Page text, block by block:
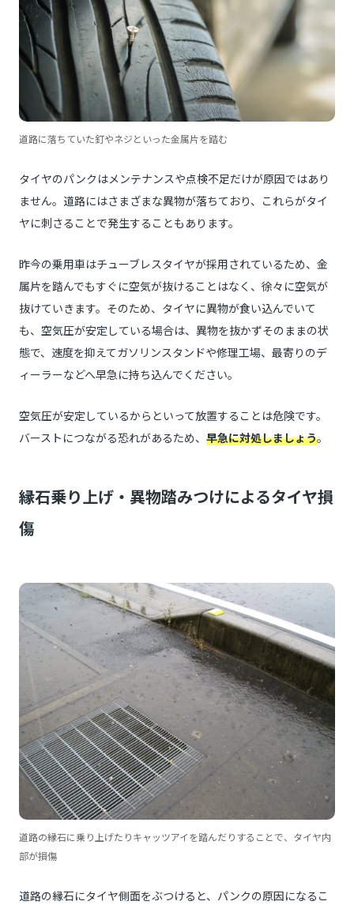
道路に落ちていた釘やネジといった金属片を踏む
タイヤのパンクはメンテナンスや点検不足だけが原因ではあり
ません。道路にはさまざまな異物が落ちており、これらがタイ
ヤに刺さることで発生することもあります。
昨今の乗用車はチューブレスタイヤが採用されているため、金
属片を踏んでもすぐに空気が抜けることはなく、徐々に空気が
抜けていきます。そのため、タイヤに異物が食い込んでいて
も、空気圧が安定している場合は、異物を抜かずそのままの状
態で、速度を抑えてガソリンスタンドや修理工場、最寄りのデ
ィーラーなどへ早急に持ち込んでください。
空気圧が安定しているからといって放置することは危険です。
バーストにつながる恐れがあるため、 早急に対処しましょう。
縁石乗り上げ・異物踏みつけによるタイヤ損
傷
道路の縁石に乗り上げたりキャッツアイを踏んだりすることで、タイヤ内
部が損傷
道路の縁石にタイヤ側面をぶつけると、パンクの原因になるこ